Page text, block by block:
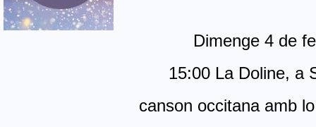
Dimenge 4 de
15:00 La Doline, a
canson occitana amb